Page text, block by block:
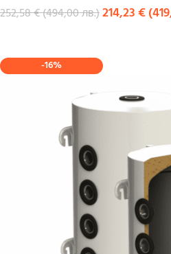
252,58€(494,00лв.)214,23€(
-16%